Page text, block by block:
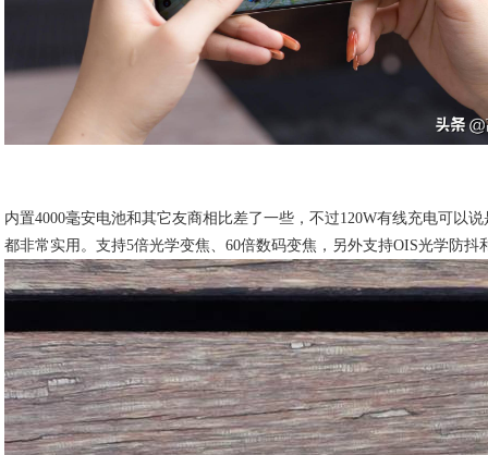
内置4000毫安电池和其它友商相比差了一些，不过120W有线充电可以
都非常实用。支持5倍光学变焦、60倍数码变焦，另外支持OIS光学防